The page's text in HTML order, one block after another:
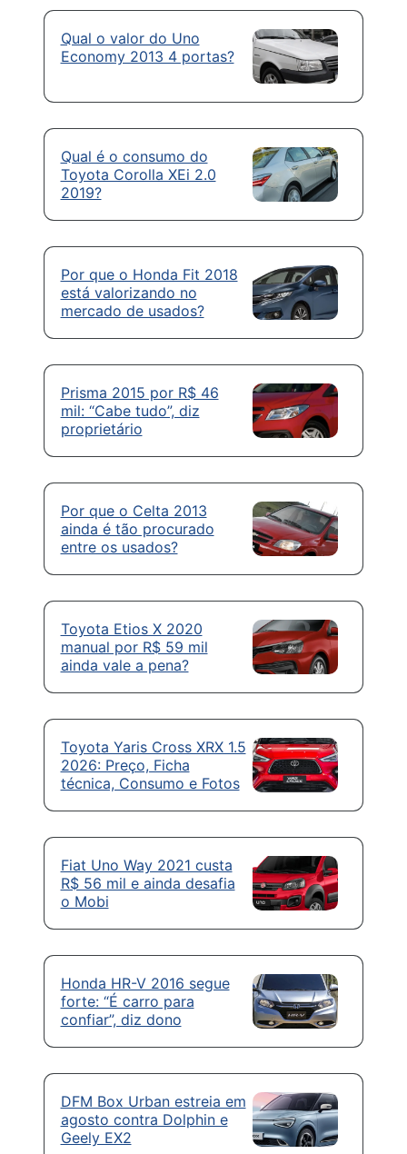
Qual o valor do Uno
Economy 2013 4 portas?
Qual é o consumo do
Toyota Corolla XEi 2.0
2019?
Por que o Honda Fit 2018
está valorizando no
mercado de usados?
Prisma 2015 por R$ 46
mil: “Cabe tudo”, diz
proprietário
Por que o Celta 2013
ainda é tão procurado
entre os usados?
Toyota Etios X 2020
manual por R$ 59 mil
ainda vale a pena?
Toyota Yaris Cross XRX 1.5
2026: Preço, Ficha
técnica, Consumo e Fotos
Fiat Uno Way 2021 custa
R$ 56 mil e ainda desafia
o Mobi
Honda HR-V 2016 segue
forte: “É carro para
confiar”, diz dono
DFM Box Urban estreia em
agosto contra Dolphin e
Geely EX2